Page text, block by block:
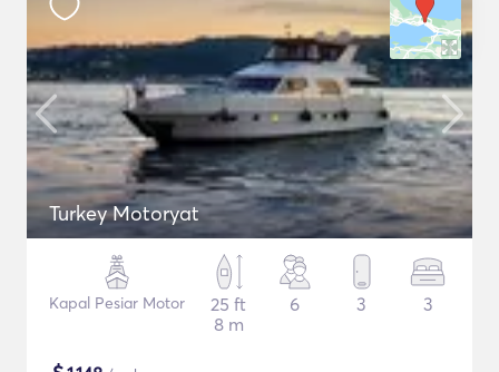
Turkey Motoryat
Kapal Pesiar Motor
25 ft
8 m
6 3 3